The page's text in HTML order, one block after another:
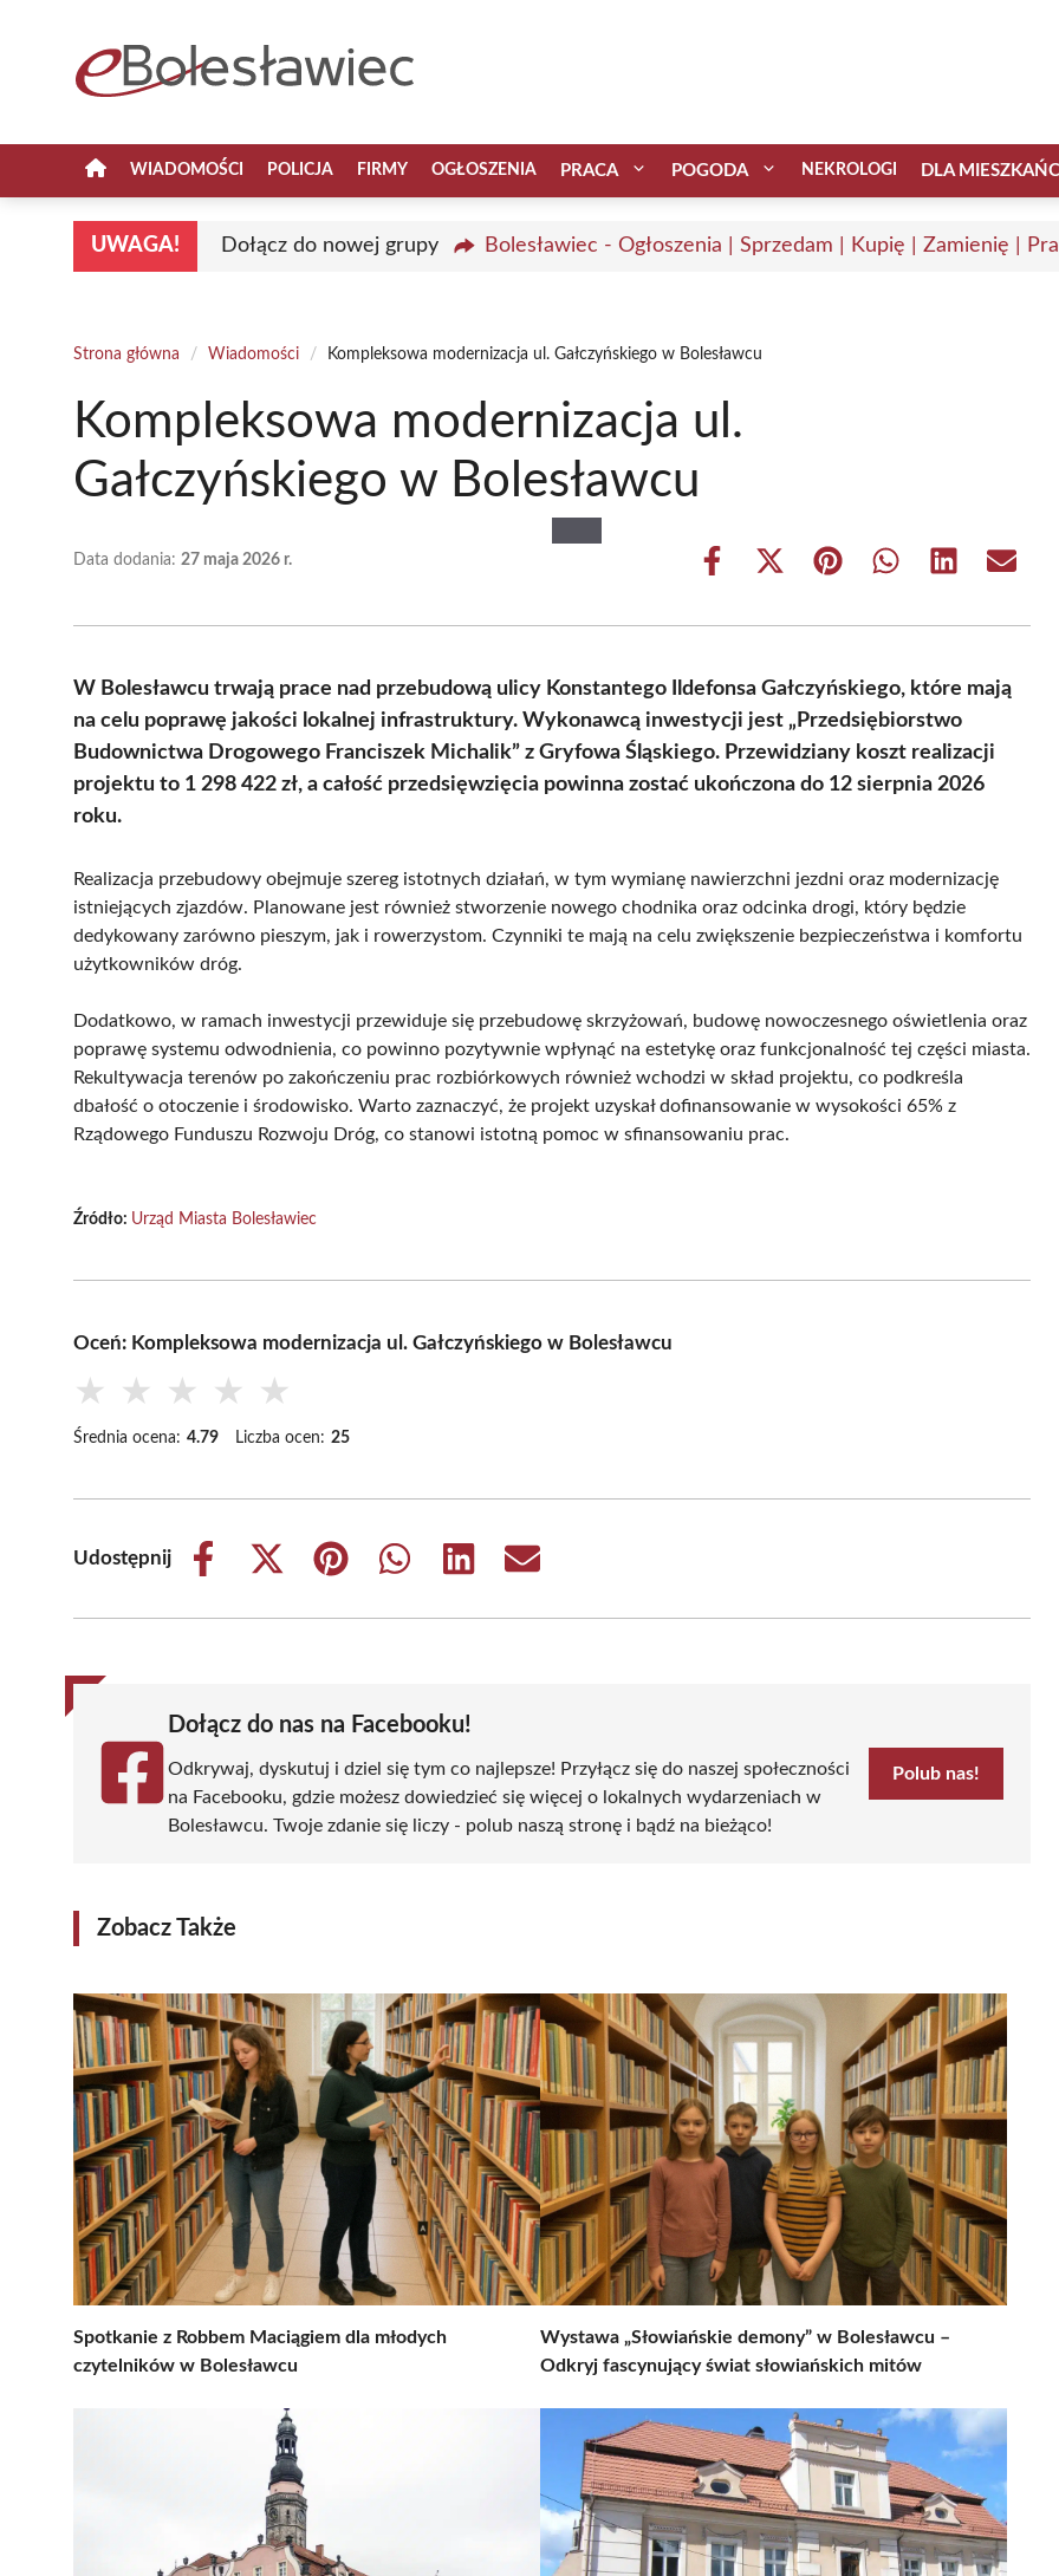
WIADOMOŚCI POLICJA FIRMY OGŁOSZENIA PRACA POGODA NEKROLOGI DLA
UWAGA! Dołącz do nowej grupy Bolesławiec - Ogłoszenia | Sprzedam | Kupię | Zamienię |
Strona główna / Wiadomości / Kompleksowa modernizacja ul. Gałczyńskiego w Bolesławcu
Kompleksowa modernizacja ul.
Gałczyńskiego w Bolesławcu
Data dodania: 27 maja 2026 r.
Share
Share
(Twitter)
Share Share Share Share
W Bolesławcu trwają prace nad przebudową ulicy Konstantego Ildefonsa Gałczyńskiego, które mają
na celu poprawę jakości lokalnej infrastruktury. Wykonawcą inwestycji jest „Przedsiębiorstwo
Budownictwa Drogowego Franciszek Michalik” z Gryfowa Śląskiego. Przewidziany koszt realizacji
projektu to 1 298 422 zł, a całość przedsięwzięcia powinna zostać ukończona do 12 sierpnia 2026
roku.
Realizacja przebudowy obejmuje szereg istotnych działań, w tym wymianę nawierzchni jezdni oraz modernizację
istniejących zjazdów. Planowane jest również stworzenie nowego chodnika oraz odcinka drogi, który będzie
dedykowany zarówno pieszym, jak i rowerzystom. Czynniki te mają na celu zwiększenie bezpieczeństwa i komfortu
użytkowników dróg.
Dodatkowo, w ramach inwestycji przewiduje się przebudowę skrzyżowań, budowę nowoczesnego oświetlenia oraz
poprawę systemu odwodnienia, co powinno pozytywnie wpłynąć na estetykę oraz funkcjonalność tej części miasta.
Rekultywacja terenów po zakończeniu prac rozbiórkowych również wchodzi w skład projektu, co podkreśla
dbałość o otoczenie i środowisko. Warto zaznaczyć, że projekt uzyskał dofinansowanie w wysokości 65% z
Rządowego Funduszu Rozwoju Dróg, co stanowi istotną pomoc w sfinansowaniu prac.
Źródło: Urząd Miasta Bolesławiec
Oceń: Kompleksowa modernizacja ul. Gałczyńskiego w Bolesławcu
★ ★ ★ ★ ★
Średnia ocena: 4.79 Liczba ocen: 25
Udostępnij
Share
Share
(Twitter)
Share
Share
Share
Share
Dołącz do nas na Facebooku!
Odkrywaj, dyskutuj i dziel się tym co najlepsze! Przyłącz się do naszej społeczności
na Facebooku, gdzie możesz dowiedzieć się więcej o lokalnych wydarzeniach w
Bolesławcu. Twoje zdanie się liczy - polub naszą stronę i bądź na bieżąco!
Polub nas!
Zobacz Także
Spotkanie z Robbem Maciągiem dla młodych
czytelników w Bolesławcu
Wystawa „Słowiańskie demony” w Bolesławcu –
Odkryj fascynujący świat słowiańskich mitów